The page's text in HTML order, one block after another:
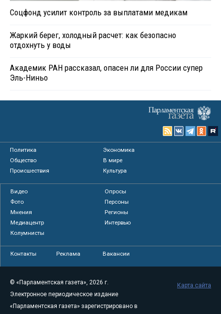
Соцфонд усилит контроль за выплатами медикам
Жаркий берег, холодный расчет: как безопасно
отдохнуть у воды
Академик РАН рассказал, опасен ли для России супер
Эль-Ниньо
Политика
Экономика
Общество
В мире
Происшествия
Культура
Видео
Опросы
Фото
Персоны
Мнения
Регионы
Медиацентр
Интервью
Колумнисты
Контакты Реклама Вакансии
© «Парламентская газета», 2026 г.
Электронное периодическое издание
«Парламентская газета» зарегистрировано в
Карта сайта